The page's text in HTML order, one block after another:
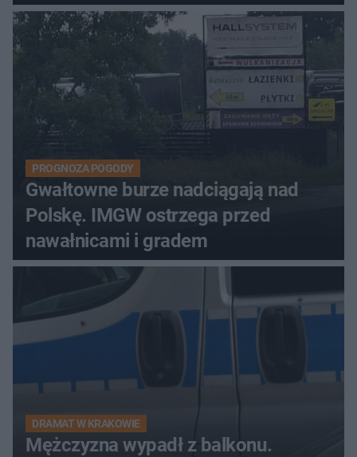
PROGNOZA POGODY
Gwałtowne burze nadciągają nad
Polskę. IMGW ostrzega przed
nawałnicami i gradem
DRAMAT W KRAKOWIE
Mężczyzna wypadł z balkonu.